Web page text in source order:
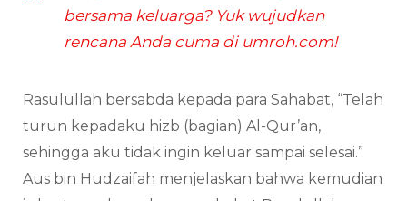
bersama keluarga? Yuk wujudkan
rencana Anda cuma di umroh.com!
Rasulullah bersabda kepada para Sahabat, “Telah
turun kepadaku hizb (bagian) Al-Qur’an,
sehingga aku tidak ingin keluar sampai selesai.”
Aus bin Hudzaifah menjelaskan bahwa kemudian